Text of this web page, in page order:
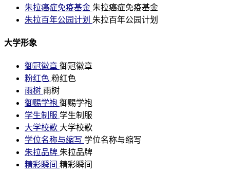
朱拉癌症免疫基金 朱拉癌症免疫基金
朱拉百年公园计划 朱拉百年公园计划
大学形象
御冠徽章 御冠徽章
粉红色 粉红色
雨树 雨树
御赐学袍 御赐学袍
学生制服 学生制服
大学校歌 大学校歌
学位名称与缩写 学位名称与缩写
朱拉品牌 朱拉品牌
精彩瞬间 精彩瞬间